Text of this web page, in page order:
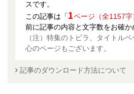
スです。
この記事は「1ページ（全1157字
前に記事の内容と文字数をお確か
（注）特集のトビラ、タイトル
心のページもございます。
記事のダウンロード方法について